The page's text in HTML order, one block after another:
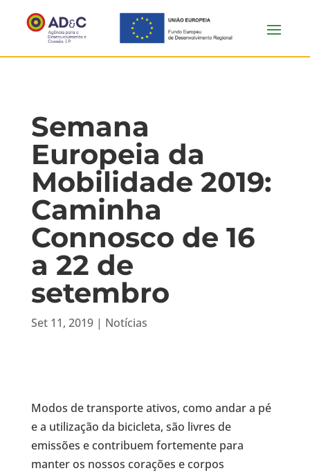
Semana
Europeia da
Mobilidade 2019:
Caminha
Connosco de 16
a 22 de
setembro
Set 11, 2019| Notícias
Modos de transporte ativos, como andar a pé
e a utilização da bicicleta, são livres de
emissões e contribuem fortemente para
manter os nossos corações e corpos